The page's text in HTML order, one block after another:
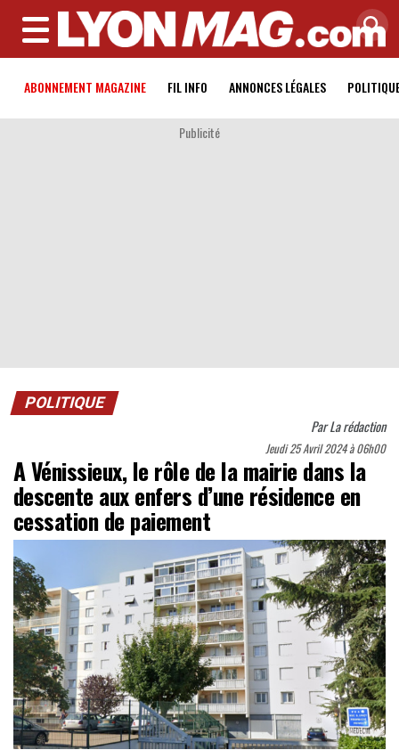
MENU
ABONNEMENT MAGAZINE FIL INFO ANNONCES LÉGALES
Publicité
POLITIQUE
ParLa rédaction
Jeudi 25 Avril 2024 à 06h00
A Vénissieux, le rôle de la mairie dans la
descente aux enfers d’une résidence en
cessation de paiement